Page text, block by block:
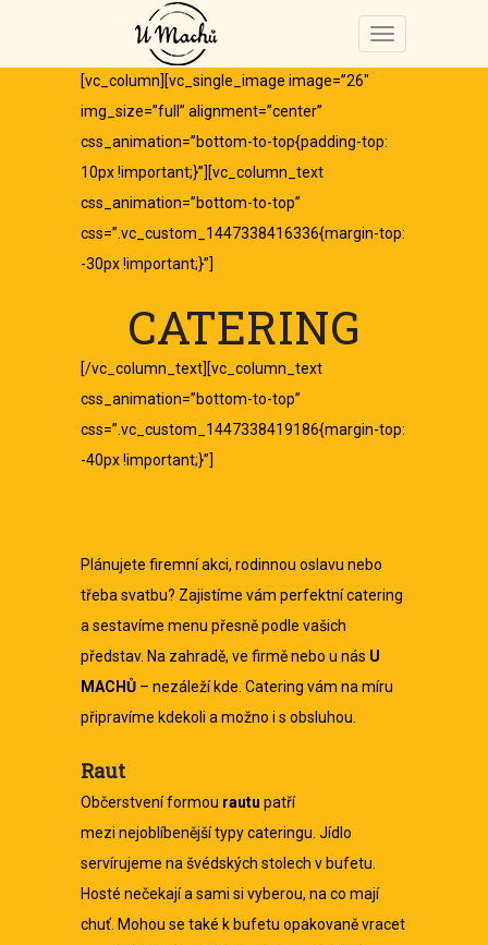
[vc_column][vc_single_image image=”26″
img_size=”full” alignment=”center”
css_animation=”bottom-to-top{padding-top:
10px !important;}”][vc_column_text
css_animation=”bottom-to-top”
css=”.vc_custom_1447338416336{margin-top:
-30px !important;}”]
CATERING
[/vc_column_text][vc_column_text
css_animation=”bottom-to-top”
css=”.vc_custom_1447338419186{margin-top:
-40px !important;}”]
Plánujete firemní akci, rodinnou oslavu nebo
třeba svatbu? Zajistíme vám perfektní catering
a sestavíme menu přesně podle vašich
představ. Na zahradě, ve firmě nebo u nás U
MACHŮ – nezáleží kde. Catering vám na míru
připravíme kdekoli a možno i s obsluhou.
Raut
Občerstvení formou rautu patří
mezi nejoblíbenější typy cateringu. Jídlo
servírujeme na švédských stolech v bufetu.
Hosté nečekají a sami si vyberou, na co mají
chuť. Mohou se také k bufetu opakovaně vracet